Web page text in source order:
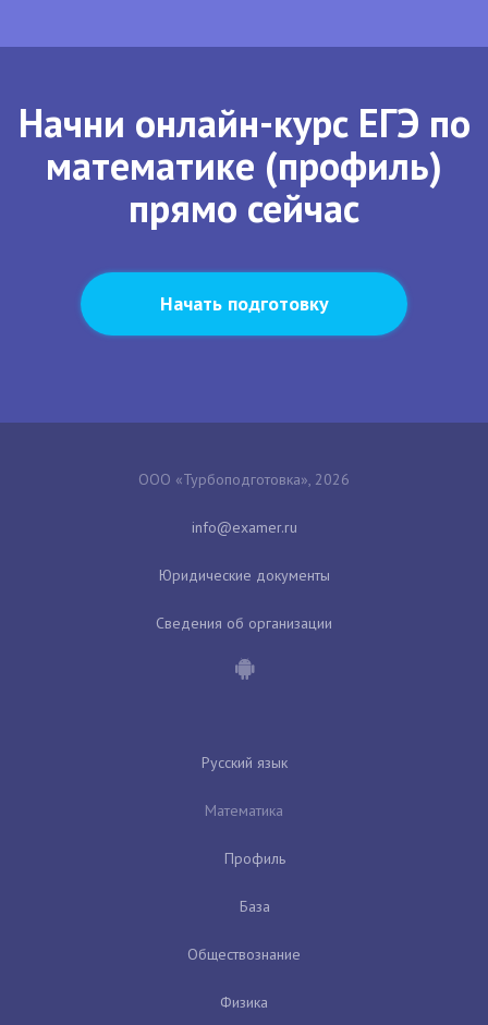
Начни онлайн-курс ЕГЭ по
математике (профиль)
прямо сейчас
Начать подготовку
ООО «Турбоподготовка», 2026
Юридические документы
Сведения об организации
Русский язык
Математика
Профиль
База
Обществознание
Физика